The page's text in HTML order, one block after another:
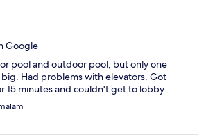
Google
pool and outdoor pool, but only one
Had problems with elevators. Got
15 minutes and couldn't get to lobby